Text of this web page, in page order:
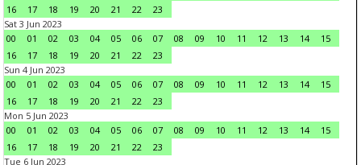
16
17 18 19 20 21 22
23
Sat 3 Jun 2023
00
01 02 03 04 05 06 07 08 09 10 11 12 13 14
15
16
17 18 19 20 21 22
23
Sun 4 Jun 2023
00
01 02 03 04 05 06 07 08 09 10 11 12 13 14
15
16
17 18 19 20 21 22
23
Mon 5 Jun 2023
00
01 02 03 04 05 06 07 08 09 10 11 12 13 14
15
16
17 18 19 20 21 22
23
Tue 6 Jun 2023